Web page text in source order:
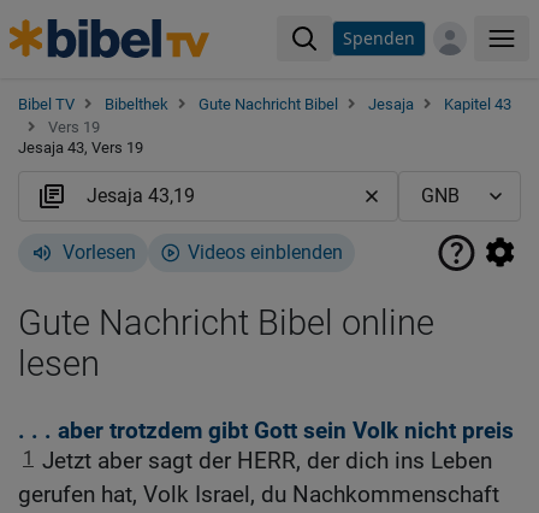
Spenden
Bibel TV Bibelthek Gute Nachricht Bibel Jesaja
Kapitel 43
Vers 19
Jesaja 43, Vers 19
Vorlesen Videos einblenden
Gute Nachricht Bibel online
lesen
. . . aber trotzdem gibt Gott sein Volk nicht preis
1 Jetzt aber sagt der HERR, der dich ins Leben
gerufen hat, Volk Israel, du Nachkommenschaft